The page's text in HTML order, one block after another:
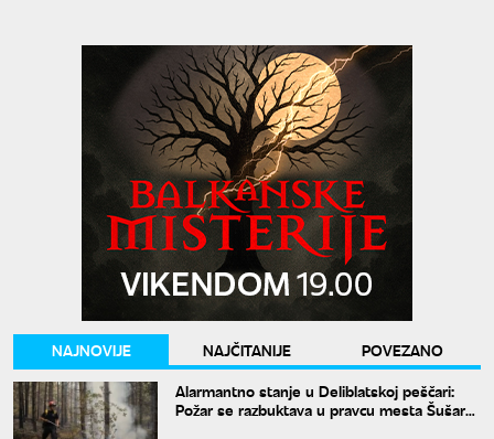
NAJNOVIJE NAJČITANIJE
POVEZANO
Alarmantno stanje u Deliblatskoj peščari:
Požar se razbuktava u pravcu mesta Šušara,